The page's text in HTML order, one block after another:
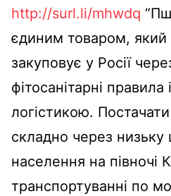
http://surl.li/mhwdq
єдиним товаром,
закуповує у Росії
фітосанітарні правила
логістикою.
складно через низьку
населення на півночі
транспортуванні по